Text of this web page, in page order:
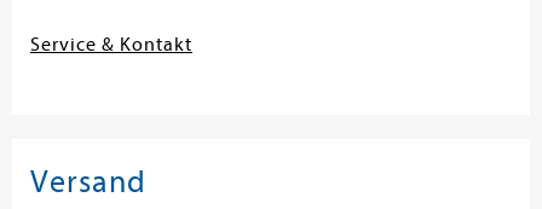
Service & Kontakt
Versand